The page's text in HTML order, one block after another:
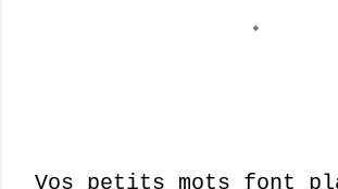
Vos petits mots font